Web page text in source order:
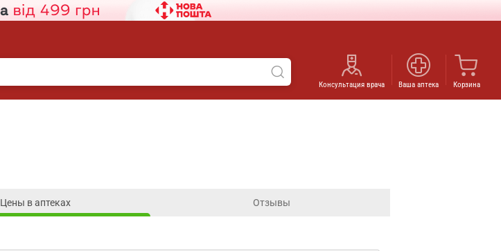
Консультация врача Ваша аптека Корзина
Цены в аптеках Отзывы